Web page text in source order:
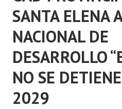
SANTA ELENA
NACIONAL DE
DESARROLLO
NO SE
2029